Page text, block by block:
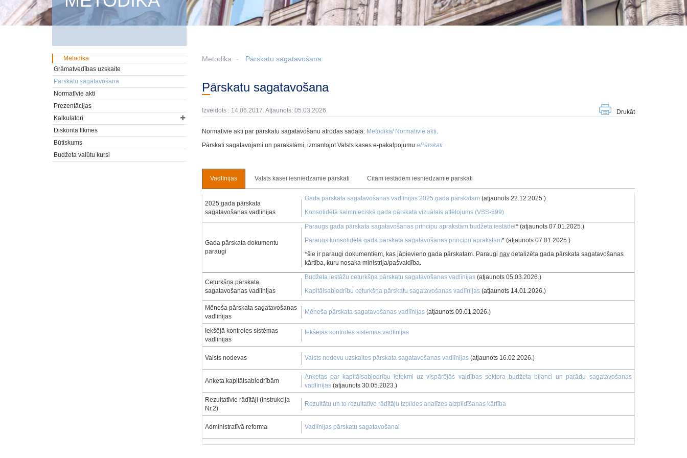
Metodika Pārskatu sagatavošana
Pārskatu sagatavošana
Izveidots : 14.06.2017. Atjaunots: 05.03.2026. Drukāt
Normatīvie akti par pārskatu sagatavošanu atrodas sadaļā: Metodika/ Normatīvie akti.
Pārskati sagatavojami un parakstāmi, izmantojot Valsts kases e-pakalpojumu ePārskati
Vadlīnijas Valsts kasei iesniedzamie pārskati Citām iestādēm iesniedzamie parskati
2025.gada pārskata
sagatavošanas vadlīnijas
Gada pārskata sagatavošanas vadlīnijas 2025.gada pārskatam(atjaunots 22.12.2025.)
Konsolidētā saimnieciskā gada pārskata vizuālais attēlojums (VSS-599)
Gada pārskata dokumentu
paraugi
Paraugs gada pārskata sagatavošanas principu aprakstam budžeta iestādei* (atjaunots 07.01.2025.)
Paraugs konsolidētā gada pārskata sagatavošanas principu aprakstam* (atjaunots 07.01.2025.)
*šie ir paraugi dokumentiem, kas jāpievieno gada pārskatam. Paraugi navdetalizēta gada pārskata sagatavošanas
kārtība, kuru nosaka ministrija/pašvaldība.
Ceturkšņa pārskata
sagatavošanas vadlīnijas
Budžeta iestāžu ceturkšņa pārskatu sagatavošanas vadlīnijas(atjaunots 05.03.2026.)
Kapitālsabiedrību ceturkšņa pārskatu sagatavošanas vadlīnijas(atjaunots 14.01.2026.)
Mēneša pārskata sagatavošanas
vadlīnijas
Mēneša pārskata sagatavošanas vadlīnijas(atjaunots 09.01.2026.)
Iekšējā kontroles sistēmas
vadlīnijas
Iekšējās kontroles sistēmas vadlīnijas
Valsts nodevas Valsts nodevu uzskaites pārskata sagatavošanas vadlīnijas(atjaunots 16.02.2026.)
Anketa kapitālsabiedrībām
Anketas par kapitālsabiedrību ietekmi uz vispārējās valdības sektora budžeta bilanci un parādu sagatavošanas
vadlīnijas(atjaunots 30.05.2023.)
Rezultatīvie rādītāji (Instrukcija
Nr.2)
Rezultātu un to rezultatīvo rādītāju izpildes analīzes aizpildīšanas kārtība
Administratīvā reforma Vadlīnijas pārskatu sagatavošanai
Metodika
Grāmatvedības uzskaite
Pārskatu sagatavošana
Normatīvie akti
Prezentācijas
Kalkulatori
Diskonta likmes
Būtiskums
Budžeta valūtu kursi